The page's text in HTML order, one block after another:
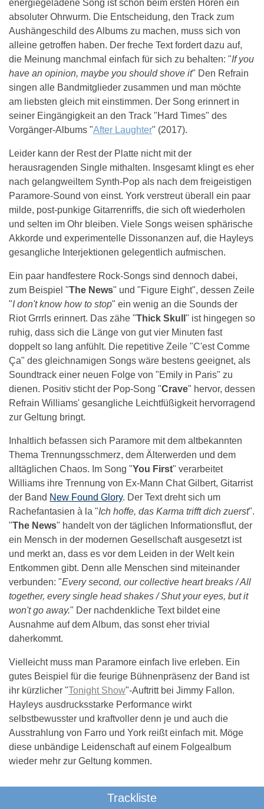
energiegeladene Song ist schon beim ersten Hören ein
absoluter Ohrwurm. Die Entscheidung, den Track zum
Aushängeschild des Albums zu machen, muss sich von
alleine getroffen haben. Der freche Text fordert dazu auf,
die Meinung manchmal einfach für sich zu behalten: "If you
have an opinion, maybe you should shove it" Den Refrain
singen alle Bandmitglieder zusammen und man möchte
am liebsten gleich mit einstimmen. Der Song erinnert in
seiner Eingängigkeit an den Track "Hard Times" des
Vorgänger-Albums "After Laughter" (2017).
Leider kann der Rest der Platte nicht mit der
herausragenden Single mithalten. Insgesamt klingt es eher
nach gelangweiltem Synth-Pop als nach dem freigeistigen
Paramore-Sound von einst. York verstreut überall ein paar
milde, post-punkige Gitarrenriffs, die sich oft wiederholen
und selten im Ohr bleiben. Viele Songs weisen sphärische
Akkorde und experimentelle Dissonanzen auf, die Hayleys
gesangliche Interjektionen gelegentlich aufmischen.
Ein paar handfestere Rock-Songs sind dennoch dabei,
zum Beispiel "The News" und "Figure Eight", dessen Zeile
"I don't know how to stop" ein wenig an die Sounds der
Riot Grrrls erinnert. Das zähe "Thick Skull " ist hingegen so
ruhig, dass sich die Länge von gut vier Minuten fast
doppelt so lang anfühlt. Die repetitive Zeile "C'est Comme
Ça" des gleichnamigen Songs wäre bestens geeignet, als
Soundtrack einer neuen Folge von "Emily in Paris" zu
dienen. Positiv sticht der Pop-Song "Crave" hervor, dessen
Refrain Williams' gesangliche Leichtfüßigkeit hervorragend
zur Geltung bringt.
Inhaltlich befassen sich Paramore mit dem altbekannten
Thema Trennungsschmerz, dem Älterwerden und dem
alltäglichen Chaos. Im Song "You First" verarbeitet
Williams ihre Trennung von Ex-Mann Chat Gilbert, Gitarrist
der Band New Found Glory. Der Text dreht sich um
Rachefantasien à la "Ich hoffe, das Karma trifft dich zuerst".
"The News" handelt von der täglichen Informationsflut, der
ein Mensch in der modernen Gesellschaft ausgesetzt ist
und merkt an, dass es vor dem Leiden in der Welt kein
Entkommen gibt. Denn alle Menschen sind miteinander
verbunden: "Every second, our collective heart breaks / All
together, every single head shakes / Shut your eyes, but it
won't go away." Der nachdenkliche Text bildet eine
Ausnahme auf dem Album, das sonst eher trivial
daherkommt.
Vielleicht muss man Paramore einfach live erleben. Ein
gutes Beispiel für die feurige Bühnenpräsenz der Band ist
ihr kürzlicher "Tonight Show"-Auftritt bei Jimmy Fallon.
Hayleys ausdrucksstarke Performance wirkt
selbstbewusster und kraftvoller denn je und auch die
Ausstrahlung von Farro und York reißt einfach mit. Möge
diese unbändige Leidenschaft auf einem Folgealbum
wieder mehr zur Geltung kommen.
Trackliste